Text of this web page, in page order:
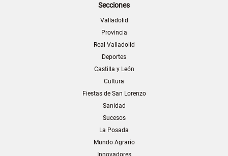
Secciones
Valladolid
Provincia
Real Valladolid
Deportes
Castilla y León
Cultura
Fiestas de San Lorenzo
Sanidad
Sucesos
La Posada
Mundo Agrario
Innovadores